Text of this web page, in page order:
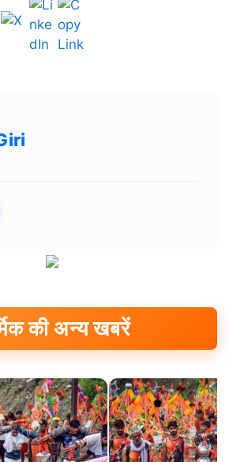
की अन्य खबरें